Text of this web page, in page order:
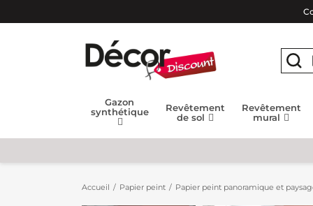
Gazon
synthétique
Revêtement
de sol
Revêtement
mural
Accueil Papier peint Papier peint panoramique et